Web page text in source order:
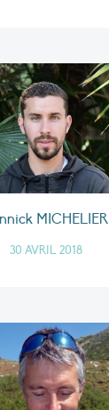
MICHELIER
30 AVRIL 2018